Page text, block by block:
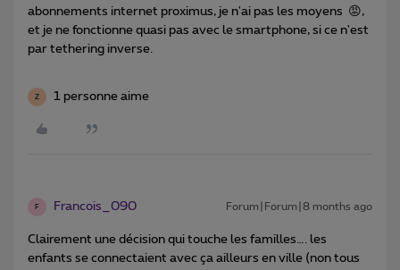
abonnements internet proximus, je n'ai pas les moyens 😡,
et je ne fonctionne quasi pas avec le smartphone, si ce n'est
par tethering inverse.
Z 1 personne aime
F Francois_090 Forum|Forum|8 months ago
Clairement une décision qui touche les familles…. les
enfants se connectaient avec ça ailleurs en ville (non tous